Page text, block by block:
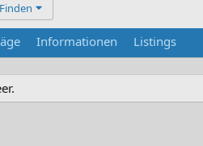
Finden
Informationen Listings